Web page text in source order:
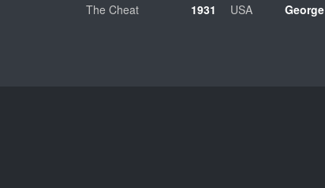
The Cheat 1931 USA